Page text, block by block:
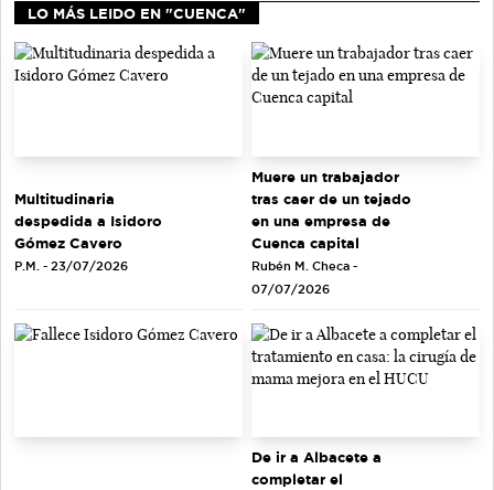
LO MÁS LEIDO EN "CUENCA"
Multitudinaria
despedida a Isidoro
Gómez Cavero
P.M. - 23/07/2026
Muere un trabajador
tras caer de un tejado
en una empresa de
Cuenca capital
Rubén M. Checa -
07/07/2026
De ir a Albacete a
completar el